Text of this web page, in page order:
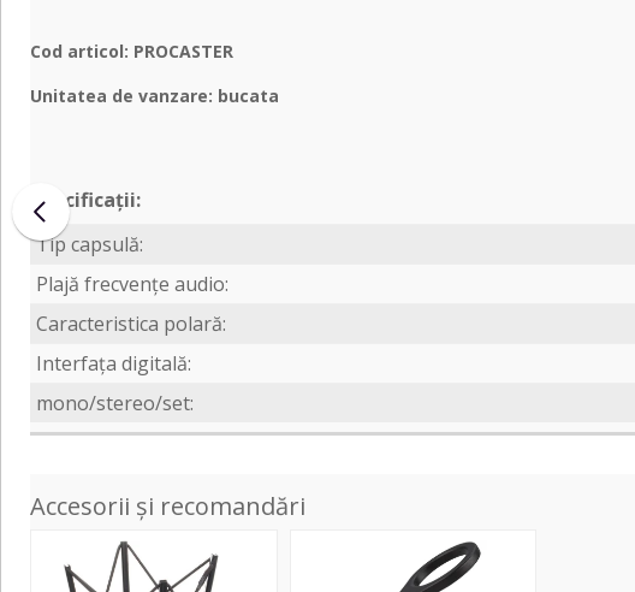
Cod articol: PROCASTER
Unitatea de vanzare: bucata
Specificații:
Tip capsulă:
Plajă frecvențe audio:
Caracteristica polară:
Interfața digitală:
mono/stereo/set:
Accesorii și recomandări
Broadcast